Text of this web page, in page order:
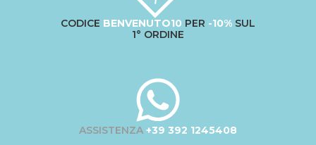
CODICE BENVENUTO10 PER -10% SUL
1° ORDINE
ASSISTENZA +39 392 1245408